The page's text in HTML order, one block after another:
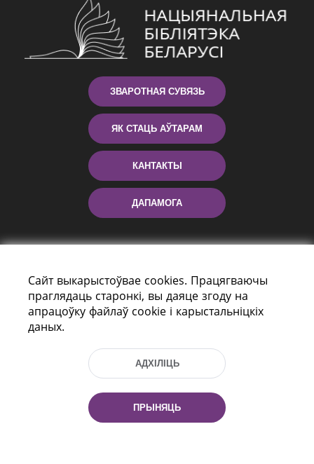
ЗВАРОТНАЯ СУВЯЗЬ
ЯК СТАЦЬ АЎТАРАМ
КАНТАКТЫ
ДАПАМОГА
праспект Незалежнасці 116
г. Мiнск, Рэспубліка Беларусь, 220114
Тэл.: (+375 17) 368 37 37, Факс: (+375 17)
Эл. пошта: inbox@nlb.by
Сайт выкарыстоўвае cookies. Працягваючы
праглядаць старонкі, вы даяце згоду на
апрацоўку файлаў cookie і карыстальніцкіх
даных.
АДХІЛІЦЬ
ПРЫНЯЦЬ